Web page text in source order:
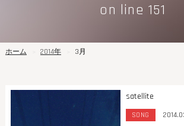
on line 151
ホーム 2014年 3月
satellite
SONG